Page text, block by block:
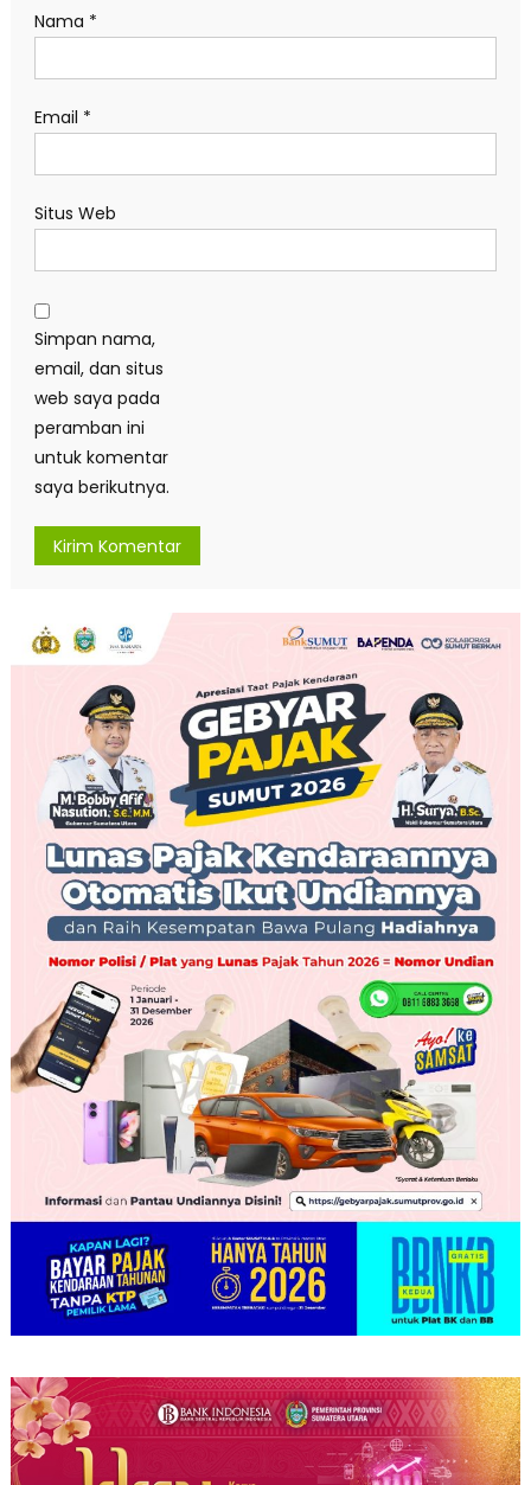
Nama *
Email *
Situs Web
Simpan nama,
email, dan situs
web saya pada
peramban ini
untuk komentar
saya berikutnya.